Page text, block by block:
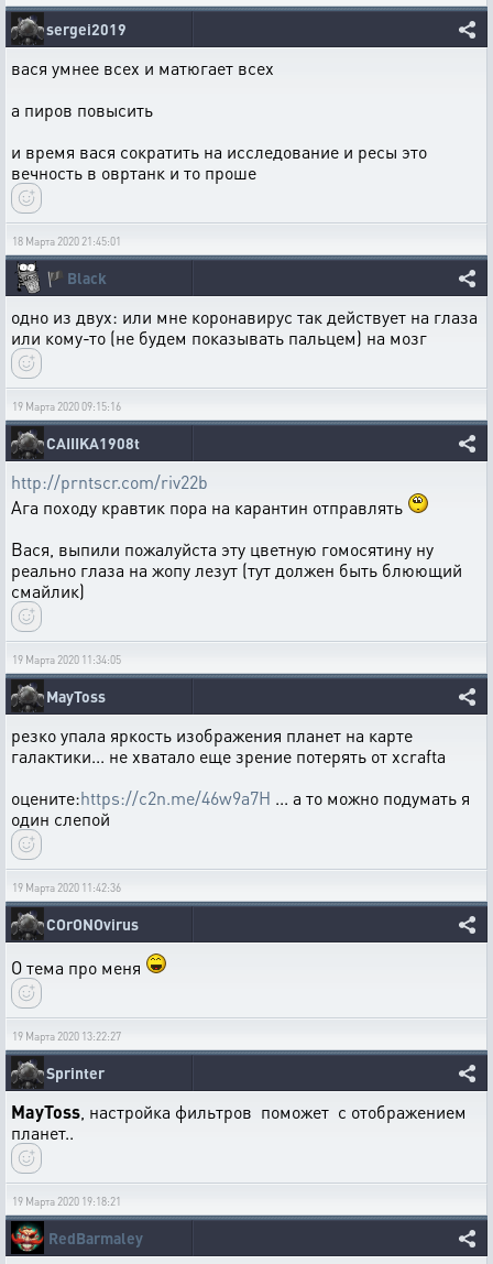
sergei2019
вася умнее всех и матюгает всех
а пиров повысить
и время вася сократить на исследование и ресы это
вечность в овртанк и то проше
18 Марта 2020 21:45:01
🏴 Black
одно из двух: или мне коронавирус так действует на глаза
или кому-то (не будем показывать пальцем) на мозг
19 Марта 2020 09:15:16
CAIIIKA1908t
http://prntscr.com/riv22b
Ага походу кравтик пора на карантин отправлять
Вася, выпили пожалуйста эту цветную гомосятину ну
реально глаза на жопу лезут (тут должен быть блюющий
смайлик)
19 Марта 2020 11:34:05
MayToss
резко упала яркость изображения планет на карте
галактики... не хватало еще зрение потерять от xcraftа
оцените:https://c2n.me/46w9a7H ... а то можно подумать я
один слепой
19 Марта 2020 11:42:36
COrONOvirus
О тема про меня
19 Марта 2020 13:22:27
Sprinter
MayToss , настройка фильтров поможет с отображением
планет..
19 Марта 2020 19:18:21
RedBarmaley